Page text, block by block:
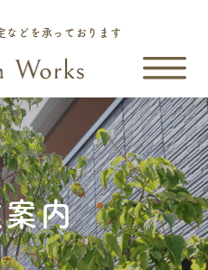
などを承っております
内